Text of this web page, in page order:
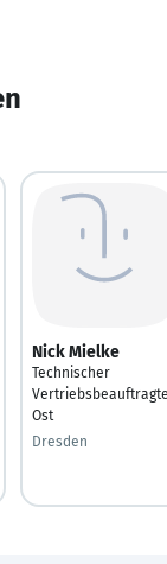
Nick Mielke
Technischer
Ost
Dresden